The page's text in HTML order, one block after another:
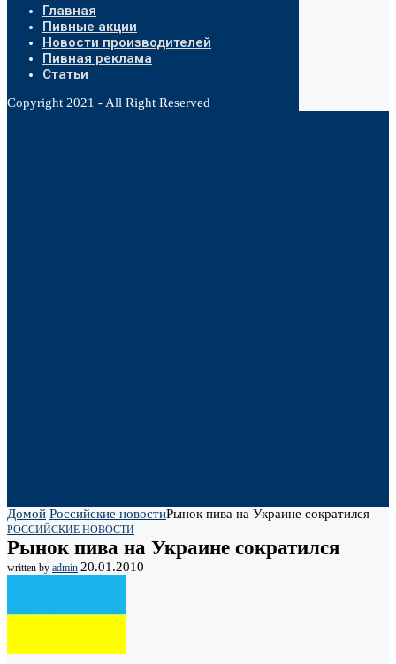
Главная
Пивные акции
Новости производителей
Пивная реклама
Статьи
Copyright 2021 - All Right Reserved
Домой Российские новостиРынок пива на Украине сократился
РОССИЙСКИЕ НОВОСТИ
Рынок пива на Украине сократился
written by admin 20.01.2010